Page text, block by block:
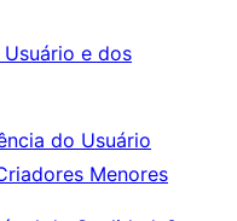
e dos
do Usuário
Menores